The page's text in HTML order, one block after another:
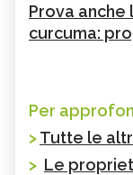
Prova anche
curcuma:
Per
>Tutte le
> Le